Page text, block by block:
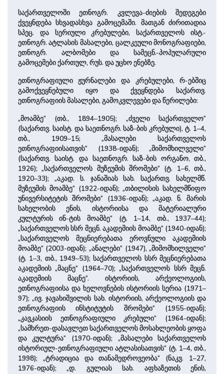
საქართველოში ეთნოგრ. კვლევა-ძიების შედეგები
ქვეყნდება სხვადასხვა გამოცემაში. მათგან ძირითადია
სპეც. და სერიული კრებულები, საქართველოს ისტ.-
ეთნოგრ. ატლასის მასალები, ცალკეული მონოგრაფიები,
ეთნოგრ. ალბომები და სამეცნ.-პოპულარული
გამოცემები ქართულ, რუს. და უცხო ენებზე.
ეთნოგრაფიული ჟურნალები და კრებულები, რ-ებშიც
გამოქვეყნებული იყო და ქვეყნდება საქართვ.
ეთნოგრაფიის მასალები, გამოკვლევები და წერილები:
„მოამბე“ (თბ., 1894–1905); „ძველი საქართველო“
(საქართვ. საისტ. და საეთნოგრ. საზ-ბის კრებული), ტ. 1–4,
თბ., 1909–15; „მასალები საქართველოს
ეთნოგრაფიისათვის“ (1938-იდან); „მიმომხილველი“
(საქართვ. საისტ. და საეთნოგრ. საზ-ბის ორგანო, თბ.,
1926); „საქართველოს მუზეუმის შრომები“ (ტ. 1–6, თბ.,
1920–33); „აკად. ს. ჯანაშიას სახ. საქართვ. სახელმწ.
მუზეუმის მოამბე“ (1922-იდან); „თბილისის სახელმწიფო
უნივერსიტეტის შრომები“ (1936-იდან); „აკად. ნ. მარის
სახელობის ენის, ისტორიისა და მატერიალური
კულტურის ინ-ტის მოამბე“ (ტ. 1–14, თბ., 1937–44);
„საქართველოს სსრ მეცნ. აკადემიის მოამბე“ (1940-იდან);
„საქართველოს მეცნიერებათა ეროვნული აკადემიის
მოამბე“ (2003-იდან); „ანალები“ (1947), „მიმომხილველი“
(ტ. 1–3, თბ., 1949–53); საქართველოს სსრ მეცნიერებათა
აკადემიის „მაცნე“ (1964–70); „საქართველოს სსრ მეცნ.
აკადემიის მაცნე“. ისტორიის, არქეოლოგიის,
ეთნოგრაფიისა და ხელოვნების ისტორიის სერია (1971–
97); „ივ. ჯავახიშვილის სახ. ისტორიის, არქეოლოგიის და
ეთნოგრაფიის ინსტიტუტის შრომები“ (1955-იდან);
„კავკასიის ეთნოგრაფიული კრებული“ (1964-იდან);
„სამხრეთ-დასავლეთ საქართველოს მოსახლეობის ყოფა
და კულტურა“ (1970-იდან); „მასალები საქართველოს
ისტორიულ-ეთნოგრაფიული ატლასისათვის“ (ტ. 1–4, თბ.,
1998); „ტრადიცია და თანამედროვეობა“ (ნაკვ. 1–27,
1976-იდან); „დ. გულიას სახ. აფხაზეთის ენის,